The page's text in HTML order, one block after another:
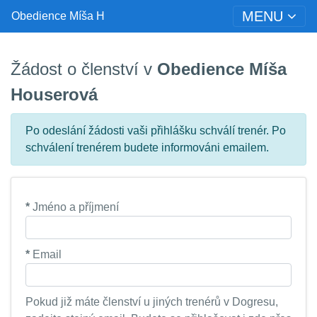
Obedience Míša H MENU
Žádost o členství v Obedience Míša
Houserová
Po odeslání žádosti vaši přihlášku schválí trenér. Po
schválení trenérem budete informováni emailem.
* Jméno a příjmení
* Email
Pokud již máte členství u jiných trenérů v Dogresu,